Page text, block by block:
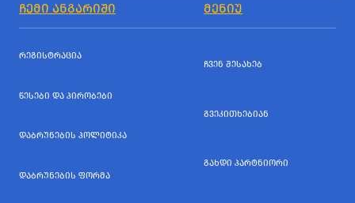
ᲩᲔᲛᲘ ᲐᲜᲒᲐᲠᲘᲨᲘ ᲛᲔᲜᲘᲣ
ᲠᲔᲒᲘᲡᲢᲠᲐᲪᲘᲐ
ᲬᲔᲡᲔᲑᲘ ᲓᲐ ᲞᲘᲠᲝᲑᲔᲑᲘ
ᲓᲐᲑᲠᲣᲜᲔᲑᲘᲡ ᲞᲝᲚᲘᲢᲘᲙᲐ
ᲓᲐᲑᲠᲣᲜᲔᲑᲘᲡ ᲤᲝᲠᲛᲐ
ᲩᲕᲔᲜ ᲨᲔᲡᲐᲮᲔᲑ
ᲒᲕᲔᲙᲘᲗᲮᲔᲑᲘᲐᲜ
ᲒᲐᲮᲓᲘ ᲞᲐᲠᲢᲜᲘᲝᲠᲘ